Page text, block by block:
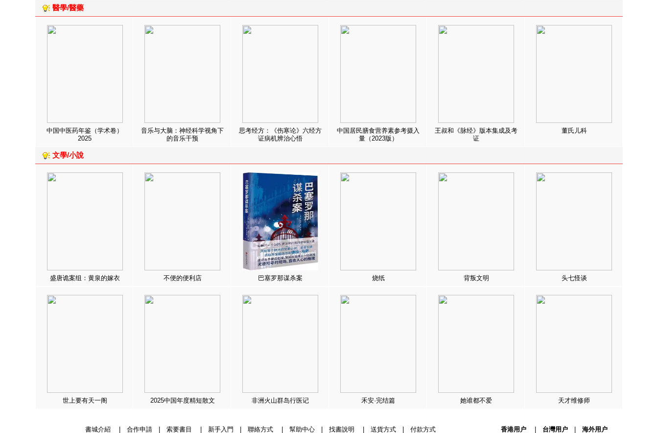
醫學/醫藥
中国中医药年鉴（学术卷）
2025
音乐与大脑：神经科学视角下
的音乐干预
思考经方：《伤寒论》六经方
证病机辨治心悟
中国居民膳食营养素参考摄入
量（2023版）
王叔和《脉经》版本集成及考
证
董氏儿科
文學/小說
盛唐诡案组：黄泉的嫁衣 不便的便利店 巴塞罗那谋杀案 烧纸 背叛文明 头七怪谈
世上要有天一阁 2025中国年度精短散文 非洲火山群岛行医记 禾安·完结篇 她谁都不爱 天才维修师
書城介紹 合作申請| 索要書目 新手入門 聯絡方式| 幫助中心| 找書說明 送貨方式| 付款方式 香港用户| 台灣用户| 海外用户